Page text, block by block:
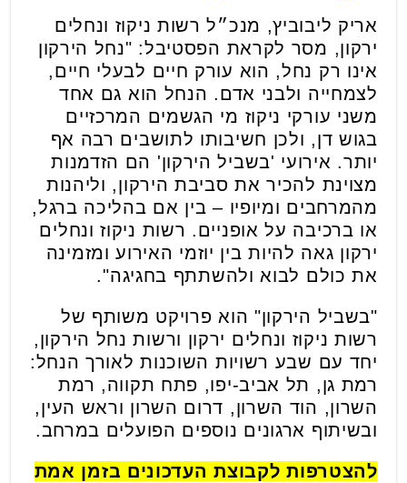
אריק ליבוביץ, מנכ״ל רשות ניקוז ונחלים
ירקון, מסר לקראת הפסטיבל: "נחל הירקון
אינו רק נחל, הוא עורק חיים לבעלי חיים,
לצמחייה ולבני אדם. הנחל הוא גם אחד
משני עורקי ניקוז מי הגשמים המרכזיים
בגוש דן, ולכן חשיבותו לתושבים רבה אף
יותר. אירועי 'בשביל הירקון' הם הזדמנות
מצוינת להכיר את סביבת הירקון, וליהנות
מהמרחבים ומיופיו – בין אם בהליכה ברגל,
או ברכיבה על אופניים. רשות ניקוז ונחלים
ירקון גאה להיות בין יוזמי האירוע ומזמינה
את כולם לבוא ולהשתתף בחגיגה".
"בשביל הירקון" הוא פרויקט משותף של
רשות ניקוז ונחלים ירקון ורשות נחל הירקון,
יחד עם שבע רשויות השוכנות לאורך הנחל:
רמת גן, תל אביב-יפו, פתח תקווה, רמת
השרון, הוד השרון, דרום השרון וראש העין,
ובשיתוף ארגונים נוספים הפועלים במרחב.
להצטרפות לקבוצת העדכונים בזמן אמת